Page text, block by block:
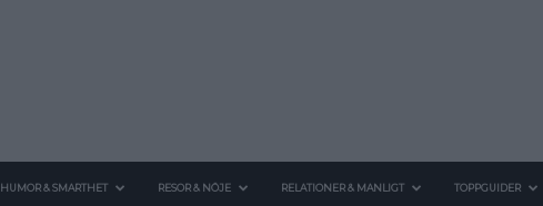
HUMOR & SMARTHET RESOR & NÖJE RELATIONER & MANLIGT TOPPGUIDER